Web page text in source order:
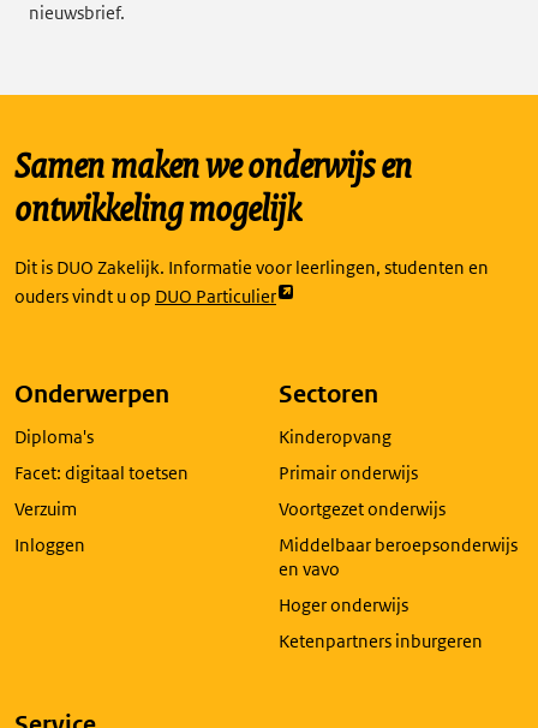
nieuwsbrief.
Samen maken we onderwijs en
ontwikkeling mogelijk
Dit is DUO Zakelijk. Informatie voor leerlingen, studenten en
ouders vindt u op DUO Particulier
Link
in
nieuw
Onderwerpen
Diploma's
Facet: digitaal toetsen
Verzuim
Inloggen
Sectoren
Kinderopvang
Primair onderwijs
Voortgezet onderwijs
Middelbaar beroepsonderwijs
en vavo
Hoger onderwijs
Ketenpartners inburgeren